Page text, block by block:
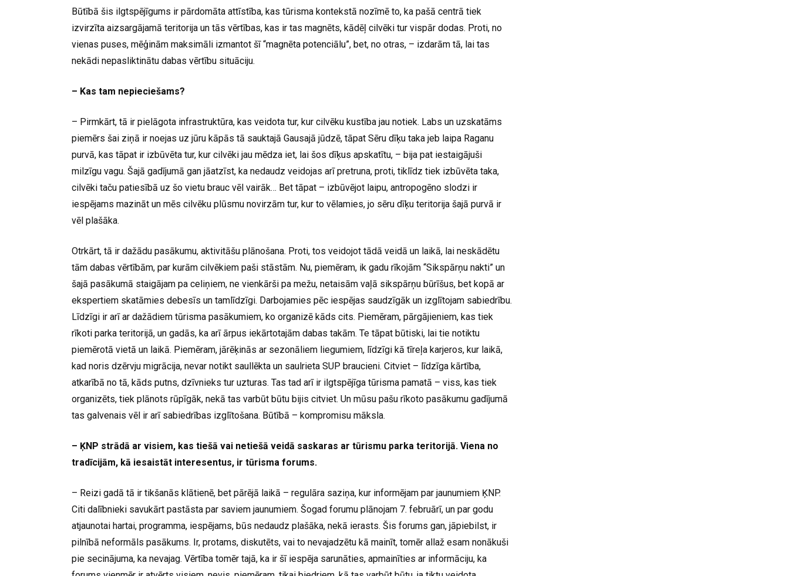
Būtībā šis ilgtspējīgums ir pārdomāta attīstība, kas tūrisma kontekstā nozīmē to, ka pašā centrā tiek
izvirzīta aizsargājamā teritorija un tās vērtības, kas ir tas magnēts, kādēļ cilvēki tur vispār dodas. Proti, no
vienas puses, mēģinām maksimāli izmantot šī “magnēta potenciālu”, bet, no otras, – izdarām tā, lai tas
nekādi nepasliktinātu dabas vērtību situāciju.
– Kas tam nepieciešams?
– Pirmkārt, tā ir pielāgota infrastruktūra, kas veidota tur, kur cilvēku kustība jau notiek. Labs un uzskatāms
piemērs šai ziņā ir noejas uz jūru kāpās tā sauktajā Gausajā jūdzē, tāpat Sēru dīķu taka jeb laipa Raganu
purvā, kas tāpat ir izbūvēta tur, kur cilvēki jau mēdza iet, lai šos dīķus apskatītu, – bija pat iestaigājuši
milzīgu vagu. Šajā gadījumā gan jāatzīst, ka nedaudz veidojas arī pretruna, proti, tiklīdz tiek izbūvēta taka,
cilvēki taču patiesībā uz šo vietu brauc vēl vairāk… Bet tāpat – izbūvējot laipu, antropogēno slodzi ir
iespējams mazināt un mēs cilvēku plūsmu novirzām tur, kur to vēlamies, jo sēru dīķu teritorija šajā purvā ir
vēl plašāka.
Otrkārt, tā ir dažādu pasākumu, aktivitāšu plānošana. Proti, tos veidojot tādā veidā un laikā, lai neskādētu
tām dabas vērtībām, par kurām cilvēkiem paši stāstām. Nu, piemēram, ik gadu rīkojām “Sikspārņu nakti” un
šajā pasākumā staigājam pa celiņiem, ne vienkārši pa mežu, netaisām vaļā sikspārņu būrīšus, bet kopā ar
ekspertiem skatāmies debesīs un tamlīdzīgi. Darbojamies pēc iespējas saudzīgāk un izglītojam sabiedrību.
Līdzīgi ir arī ar dažādiem tūrisma pasākumiem, ko organizē kāds cits. Piemēram, pārgājieniem, kas tiek
rīkoti parka teritorijā, un gadās, ka arī ārpus iekārtotajām dabas takām. Te tāpat būtiski, lai tie notiktu
piemērotā vietā un laikā. Piemēram, jārēķinās ar sezonāliem liegumiem, līdzīgi kā tīreļa karjeros, kur laikā,
kad noris dzērvju migrācija, nevar notikt saullēkta un saulrieta SUP braucieni. Citviet – līdzīga kārtība,
atkarībā no tā, kāds putns, dzīvnieks tur uzturas. Tas tad arī ir ilgtspējīga tūrisma pamatā – viss, kas tiek
organizēts, tiek plānots rūpīgāk, nekā tas varbūt būtu bijis citviet. Un mūsu pašu rīkoto pasākumu gadījumā
tas galvenais vēl ir arī sabiedrības izglītošana. Būtībā – kompromisu māksla.
– ĶNP strādā ar visiem, kas tiešā vai netiešā veidā saskaras ar tūrismu parka teritorijā. Viena no
tradīcijām, kā iesaistāt interesentus, ir tūrisma forums.
– Reizi gadā tā ir tikšanās klātienē, bet pārējā laikā – regulāra saziņa, kur informējam par jaunumiem ĶNP.
Citi dalībnieki savukārt pastāsta par saviem jaunumiem. Šogad forumu plānojam 7. februārī, un par godu
atjaunotai hartai, programma, iespējams, būs nedaudz plašāka, nekā ierasts. Šis forums gan, jāpiebilst, ir
pilnībā neformāls pasākums. Ir, protams, diskutēts, vai to nevajadzētu kā mainīt, tomēr allaž esam nonākuši
pie secinājuma, ka nevajag. Vērtība tomēr tajā, ka ir šī iespēja sarunāties, apmainīties ar informāciju, ka